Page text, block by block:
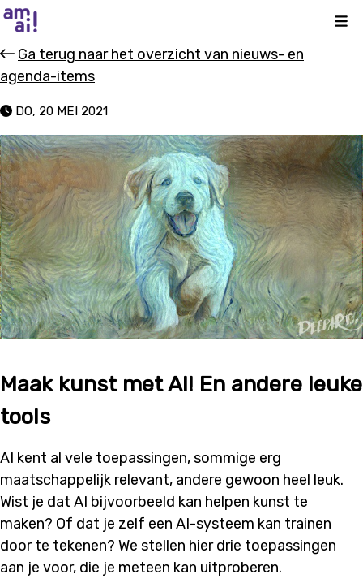
Ga terug naar het overzicht van nieuws- en
agenda-items
DO, 20 MEI 2021
Maak kunst met AI! En andere leuke
tools
AI kent al vele toepassingen, sommige erg
maatschappelijk relevant, andere gewoon heel leuk.
Wist je dat AI bijvoorbeeld kan helpen kunst te
maken? Of dat je zelf een AI-systeem kan trainen
door te tekenen? We stellen hier drie toepassingen
aan je voor, die je meteen kan uitproberen.